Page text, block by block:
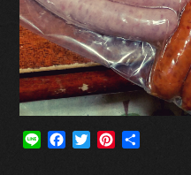
Line Facebook
TwitterPinterest